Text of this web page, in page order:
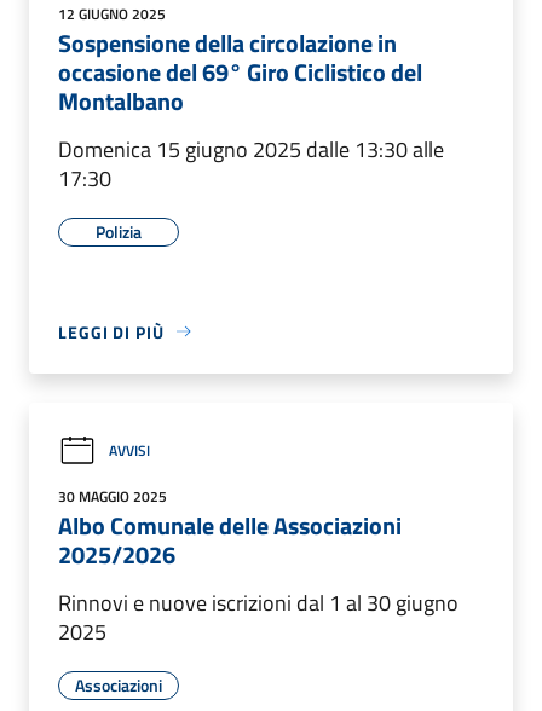
12 GIUGNO 2025
Sospensione della circolazione in
occasione del 69° Giro Ciclistico del
Montalbano
Domenica 15 giugno 2025 dalle 13:30 alle
17:30
Polizia
LEGGI DI PIÙ
AVVISI
30 MAGGIO 2025
Albo Comunale delle Associazioni
2025/2026
Rinnovi e nuove iscrizioni dal 1 al 30 giugno
2025
Associazioni